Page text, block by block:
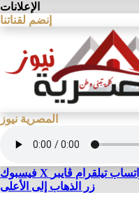
الإعلانات
إنضم لقناتنا
المصرية نيوز
فيسبوك X تيلقرام ڤايبر
زر الذهاب إلى الأعلى